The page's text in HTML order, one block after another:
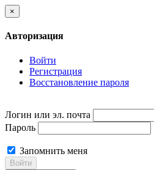
×
Авторизация
Войти
Регистрация
Восстановление пароля
Логин или эл. почта
Пароль
Запомнить меня
Войти